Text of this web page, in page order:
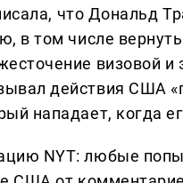
что Дональд
в том числе
визовой
действия США
нападает, когда
NYT: любые